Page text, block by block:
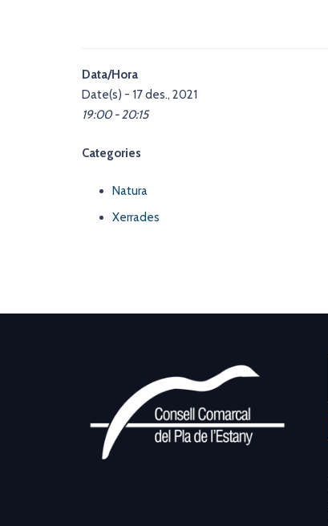
Data/Hora
Date(s) - 17 des., 2021
19:00 - 20:15
Categories
Natura
Xerrades